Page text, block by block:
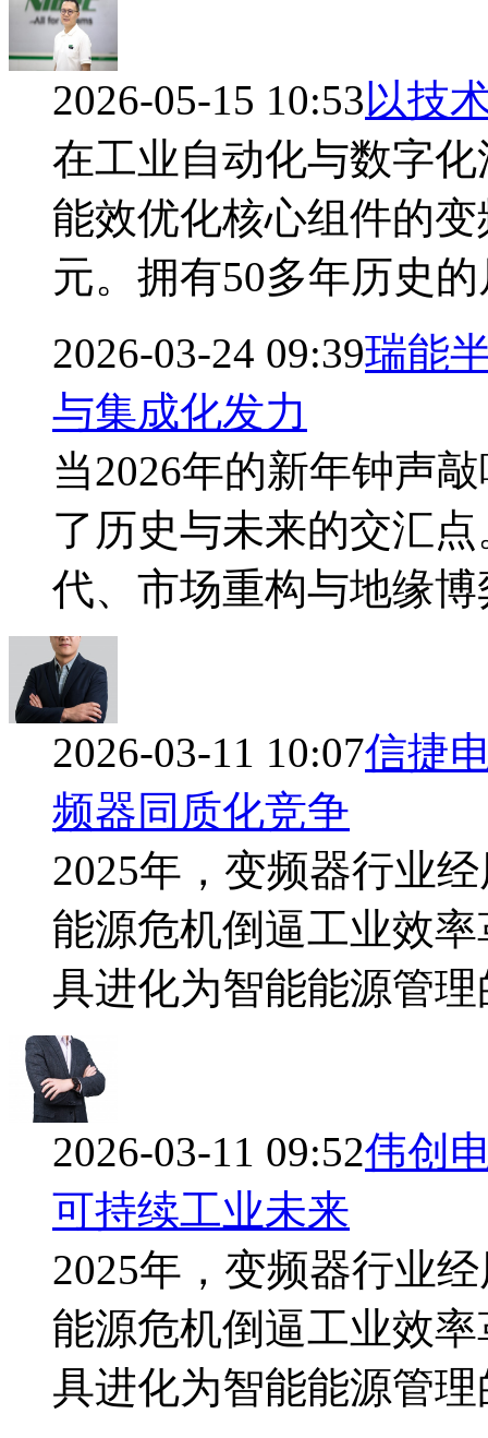
2026-05-15 10:53以技
在工业自动化与数字
能效优化核心组件的
元。拥有50多年历史
2026-03-24 09:39瑞能
与集成化发力
当2026年的新年钟声
了历史与未来的交汇
代、市场重构与地缘
2026-03-11 10:07信捷
频器同质化竞争
2025年，变频器行业
能源危机倒逼工业效
具进化为智能能源管
2026-03-11 09:52伟创
可持续工业未来
2025年，变频器行业
能源危机倒逼工业效
具进化为智能能源管